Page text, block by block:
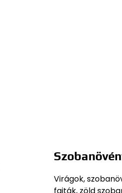
Virágok,